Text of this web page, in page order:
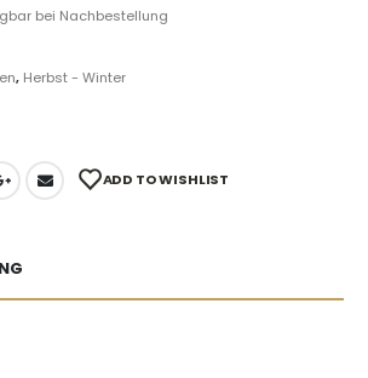
bei Nachbestellung
, Herbst - Winter
ADD TO WISHLIST